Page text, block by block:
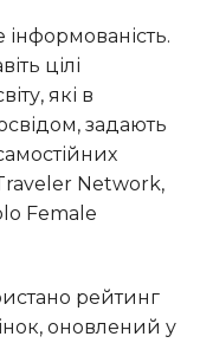
цілі
які в
задають
Network,
Female
оновлений у